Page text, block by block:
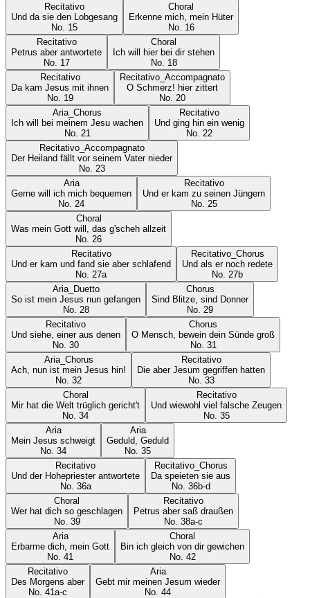
Recitativo
Und da sie den Lobgesang
No. 15
Choral
Erkenne mich, mein Hüter
No. 16
Recitativo
Petrus aber antwortete
No. 17
Choral
Ich will hier bei dir stehen
No. 18
Recitativo
Da kam Jesus mit ihnen
No. 19
Recitativo_Accompagnato
O Schmerz! hier zittert
No. 20
Aria_Chorus
Ich will bei meinem Jesu wachen
No. 21
Recitativo
Und ging hin ein wenig
No. 22
Recitativo_Accompagnato
Der Heiland fällt vor seinem Vater nieder
No. 23
Aria
Gerne will ich mich bequemen
No. 24
Recitativo
Und er kam zu seinen Jüngern
No. 25
Choral
Was mein Gott will, das g'scheh allzeit
No. 26
Recitativo
Und er kam und fand sie aber schlafend
No. 27a
Recitativo_Chorus
Und als er noch redete
No. 27b
Aria_Duetto
So ist mein Jesus nun gefangen
No. 28
Chorus
Sind Blitze, sind Donner
No. 29
Recitativo
Und siehe, einer aus denen
No. 30
Chorus
O Mensch, bewein dein Sünde groß
No. 31
Aria_Chorus
Ach, nun ist mein Jesus hin!
No. 32
Recitativo
Die aber Jesum gegriffen hatten
No. 33
Choral
Mir hat die Welt trüglich gericht't
No. 34
Recitativo
Und wiewohl viel falsche Zeugen
No. 35
Aria
Mein Jesus schweigt
No. 34
Aria
Geduld, Geduld
No. 35
Recitativo
Und der Hohepriester antwortete
No. 36a
Recitativo_Chorus
Da speieten sie aus
No. 36b-d
Choral
Wer hat dich so geschlagen
No. 39
Recitativo
Petrus aber saß draußen
No. 38a-c
Aria
Erbarme dich, mein Gott
No. 41
Choral
Bin ich gleich von dir gewichen
No. 42
Recitativo
Des Morgens aber
No. 41a-c
Aria
Gebt mir meinen Jesum wieder
No. 44